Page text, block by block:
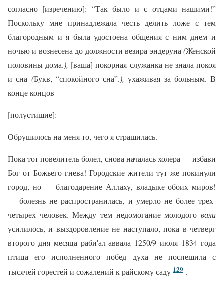
согласно [изречению]: “Так было и с отцами нашими!”
Поскольку мне принадлежала честь делить ложе с тем
благородным и я была удостоена общения с ним днем и
ночью и вознесена до должности везира эндеруна (Женской
половины дома.), [ваша] покорная служанка не знала покоя
и сна (Букв, “спокойного сна”.),ухаживая за больным. В
конце концов
[полустишие]:
Обрушилось на меня то, чего я страшилась.
Пока тот повелитель болел, снова началась холера — избави
Бог от Божьего гнева! Городские жители тут же покинули
город, но — благодарение Аллаху, владыке обоих миров!
— болезнь не распространилась, и умерло не более трех-
четырех человек. Между тем недомогание молодого вали
усилилось, и выздоровление не наступало, пока в четверг
второго дня месяца раби'ал-аввала 1250/9 июля 1834 года
птица его исполненного побед духа не поспешила с
тысячей горестей и сожалений к райскому саду 129 .